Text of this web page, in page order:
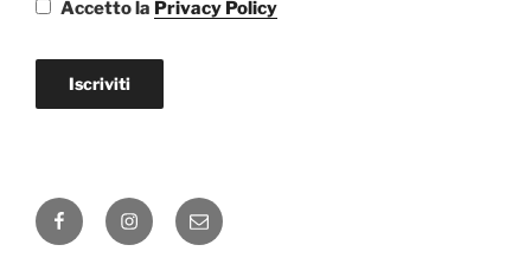
Accetto la Privacy Policy
Iscriviti
FacebookInstagramEmail